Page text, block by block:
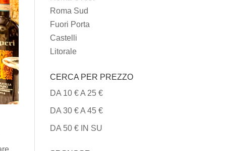
Roma Sud
Fuori Porta
Castelli
Litorale
CERCA PER PREZZO
DA 10 € A 25 €
DA 30 € A 45 €
DA 50 € IN SU